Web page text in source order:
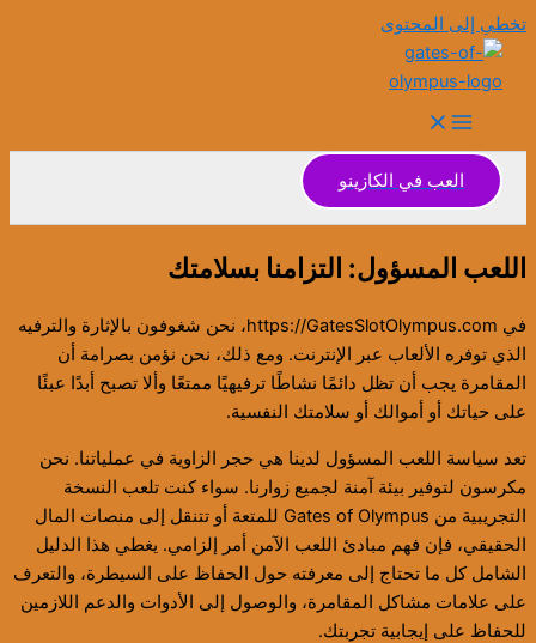
تخطي إلى المحتوى
العب في الكازينو
اللعب المسؤول: التزامنا بسلامتك
في https://GatesSlotOlympus.com، نحن شغوفون بالإثارة والترفيه
الذي توفره الألعاب عبر الإنترنت. ومع ذلك، نحن نؤمن بصرامة أن
المقامرة يجب أن تظل دائمًا نشاطًا ترفيهيًا ممتعًا وألا تصبح أبدًا عبئًا
على حياتك أو أموالك أو سلامتك النفسية.
تعد سياسة اللعب المسؤول لدينا هي حجر الزاوية في عملياتنا. نحن
مكرسون لتوفير بيئة آمنة لجميع زوارنا. سواء كنت تلعب النسخة
التجريبية من Gates of Olympus للمتعة أو تتنقل إلى منصات المال
الحقيقي، فإن فهم مبادئ اللعب الآمن أمر إلزامي. يغطي هذا الدليل
الشامل كل ما تحتاج إلى معرفته حول الحفاظ على السيطرة، والتعرف
على علامات مشاكل المقامرة، والوصول إلى الأدوات والدعم اللازمين
للحفاظ على إيجابية تجربتك.